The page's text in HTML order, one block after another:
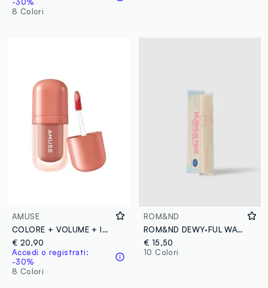
-30%
8 Colori
AMUSE
COLORE + VOLUME + IDRATAZIONE, innovativa tinta labbra ad effetto volumizzante, per labbra morbide e super juicy - Make-up coreano
€ 20,90
Accedi o registrati:
-30%
8 Colori
ROM&ND
ROM&ND DEWY·FUL WATER TINT 10 MURMUR PINK - make-up coreano
€ 15,50
10 Colori